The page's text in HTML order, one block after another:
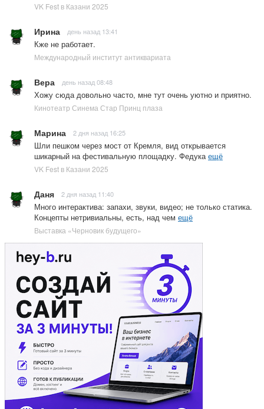
VK Fest в Казани 2025
Ирина день назад 13:41
Кже не работает.
Международный институт антиквариата
Вера день назад 08:48
Хожу сюда довольно часто, мне тут очень уютно и приятно.
Кинотеатр Синема Стар Принц плаза
Марина 2 дня назад 16:25
Шли пешком через мост от Кремля, вид открывается
шикарный на фестивальную площадку. Федука ещё
VK Fest в Казани 2025
Даня 2 дня назад 11:40
Много интерактива: запахи, звуки, видео; не только статика.
Концепты нетривиальны, есть, над чем ещё
Выставка «Черновик будущего»